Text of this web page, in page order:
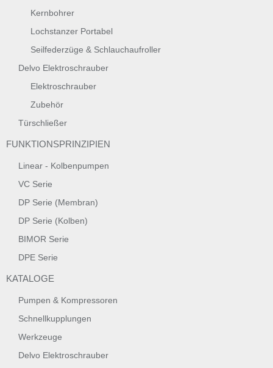
Kernbohrer
Lochstanzer Portabel
Seilfederzüge & Schlauchaufroller
Delvo Elektroschrauber
Elektroschrauber
Zubehör
Türschließer
FUNKTIONSPRINZIPIEN
Linear - Kolbenpumpen
VC Serie
DP Serie (Membran)
DP Serie (Kolben)
BIMOR Serie
DPE Serie
KATALOGE
Pumpen & Kompressoren
Schnellkupplungen
Werkzeuge
Delvo Elektroschrauber